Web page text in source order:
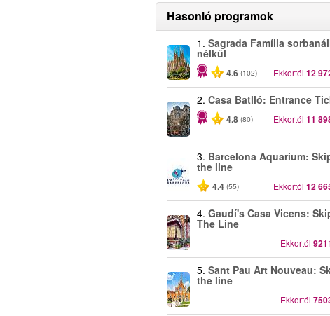
Hasonló programok
1. Sagrada Família
nélkül
4.6 (102) Ekkortól 12
2. Casa Batlló: Entrance
4.8 (80) Ekkortól 11
3. Barcelona Aquarium:
the line
4.4 (55) Ekkortól 12
4. Gaudí's Casa Vicens:
The Line
Ekkortól
5. Sant Pau Art Nouveau:
the line
Ekkortól